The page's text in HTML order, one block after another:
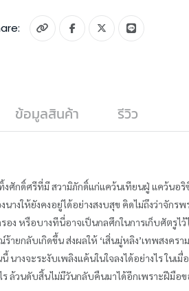
ข้อมูลสินค้า รีวิว
ศักดิ์ศรีที่มี สวามิภักดิ์แก่แคว้นเทียนฝู่ แคว้นอริ
งให้ยังคงอยู่ได้อย่างสงบสุข คิดไม่ถึงว่าจักร
หรือบางทีนี่อาจเป็นกลศึกในการเก็บศัตรูไว้
ายกลับเกิดขึ้น ส่งผลให้ ‘เสิ่นมู่หลิง’เทพสงค
งจะระงับเพลิงแค้นในใจลงได้อย่างไร ในเมื่
ร ล้วนดับสิ้นไม่มีวันกลับคืนมาได้อีกเพราะฝีมือข